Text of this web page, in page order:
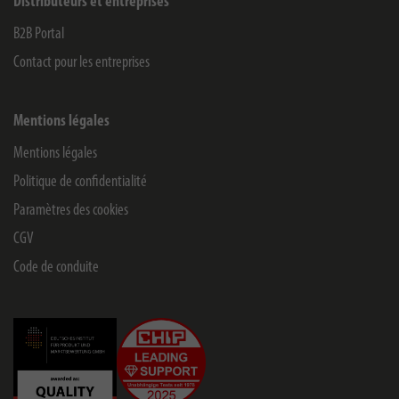
B2B Portal
Contact pour les entreprises
Mentions légales
Mentions légales
Politique de confidentialité
Paramètres des cookies
CGV
Code de conduite